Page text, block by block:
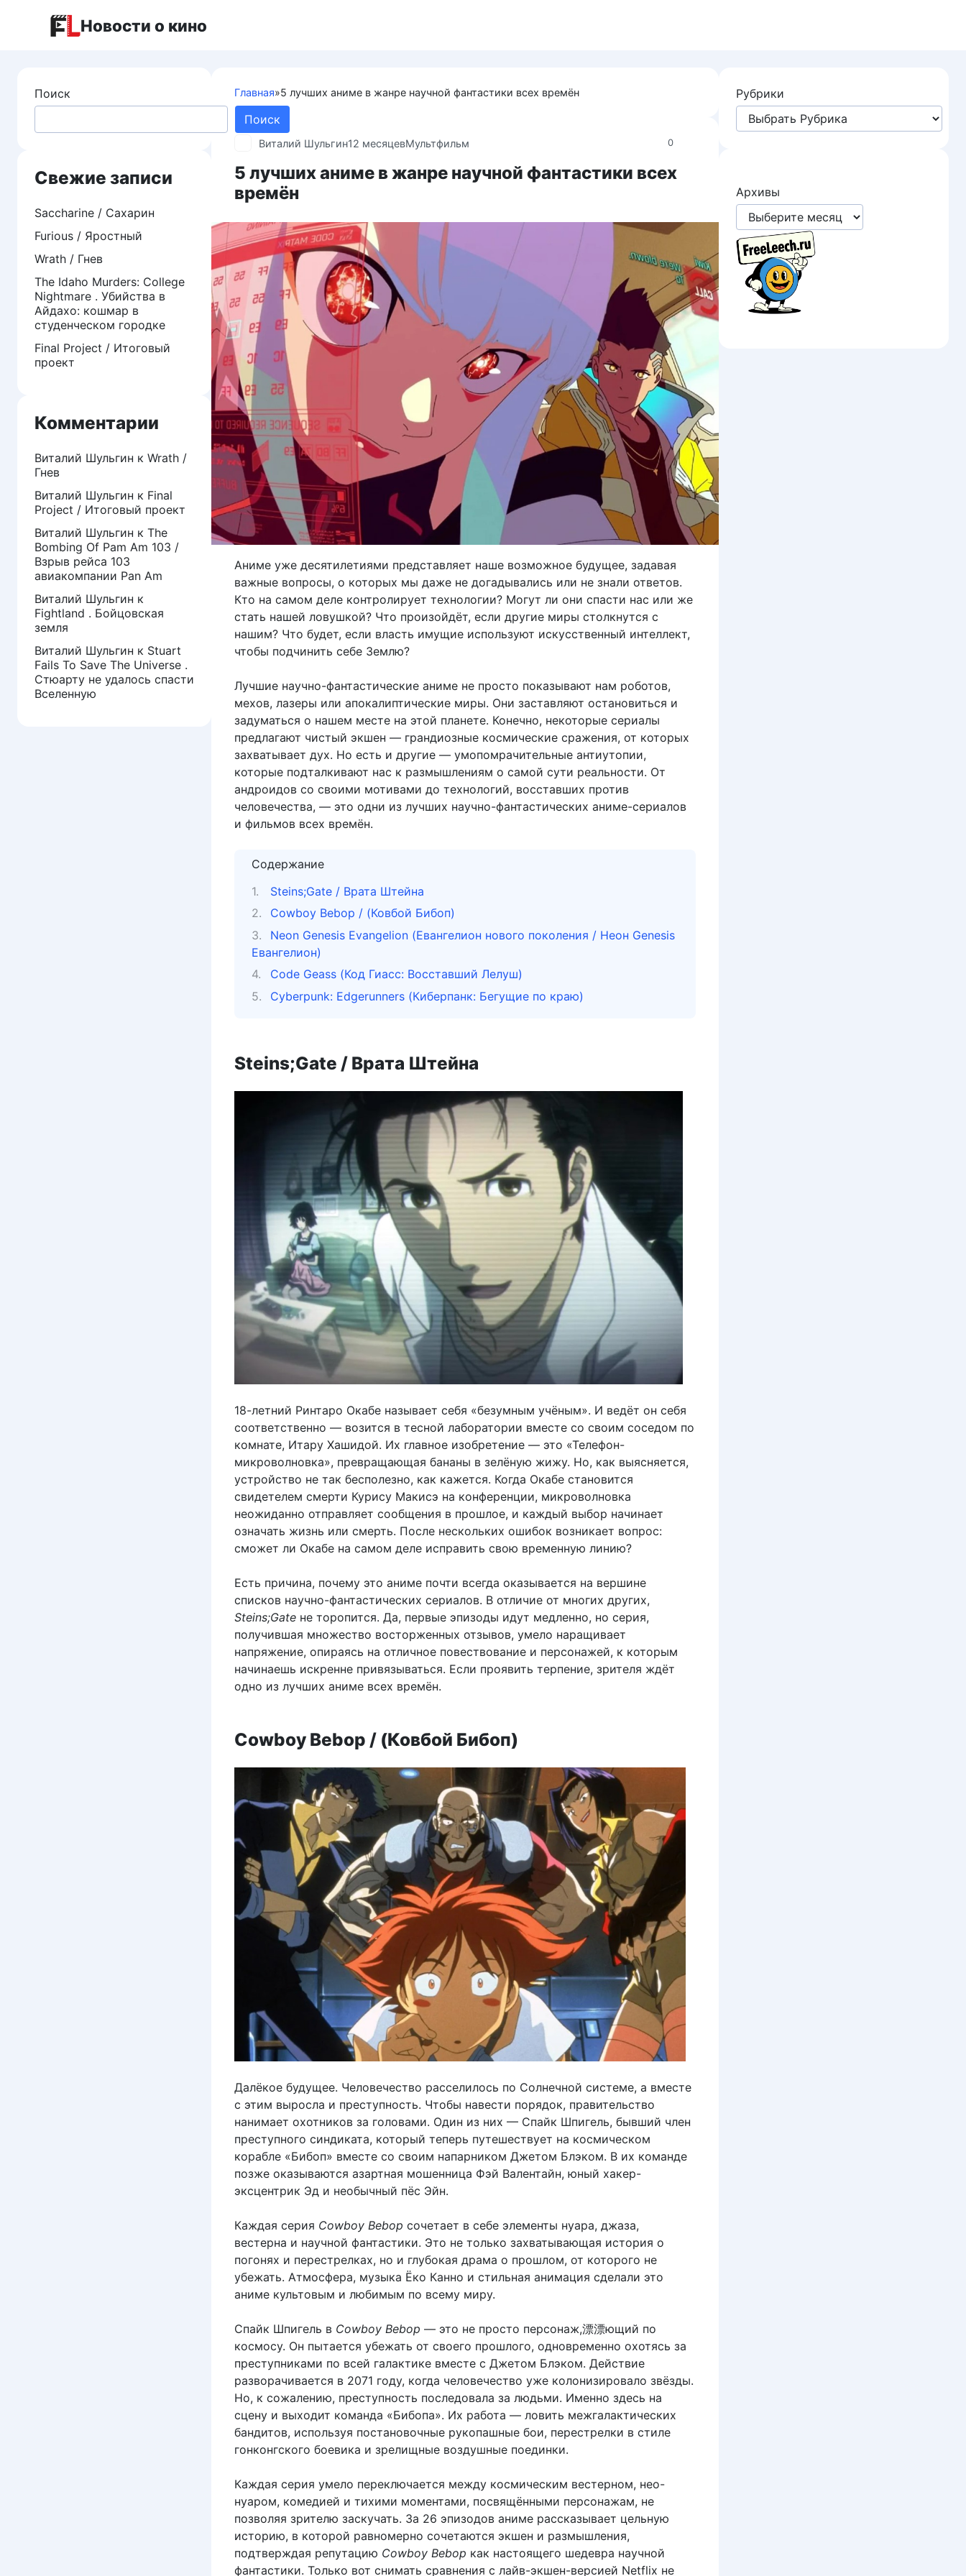
Новости о кино
Главная»5 лучших аниме в жанре научной фантастики всех времён
0
Виталий Шульгин12 месяцевМультфильм
5 лучших аниме в жанре научной фантастики всех
времён
Аниме уже десятилетиями представляет наше возможное будущее, задавая
важные вопросы, о которых мы даже не догадывались или не знали ответов.
Кто на самом деле контролирует технологии? Могут ли они спасти нас или же
стать нашей ловушкой? Что произойдёт, если другие миры столкнутся с
нашим? Что будет, если власть имущие используют искусственный интеллект,
чтобы подчинить себе Землю?
Лучшие научно-фантастические аниме не просто показывают нам роботов,
мехов, лазеры или апокалиптические миры. Они заставляют остановиться и
задуматься о нашем месте на этой планете. Конечно, некоторые сериалы
предлагают чистый экшен — грандиозные космические сражения, от которых
захватывает дух. Но есть и другие — умопомрачительные антиутопии,
которые подталкивают нас к размышлениям о самой сути реальности. От
андроидов со своими мотивами до технологий, восставших против
человечества, — это одни из лучших научно-фантастических аниме-сериалов
и фильмов всех времён.
Содержание
Steins;Gate / Врата Штейна
Cowboy Bebop / (Ковбой Бибоп)
Neon Genesis Evangelion (Евангелион нового поколения / Неон Genesis
Евангелион)
Code Geass (Код Гиасс: Восставший Лелуш)
Cyberpunk: Edgerunners (Киберпанк: Бегущие по краю)
Steins;Gate / Врата Штейна
18-летний Ринтаро Окабе называет себя «безумным учёным». И ведёт он себя
соответственно — возится в тесной лаборатории вместе со своим соседом по
комнате, Итару Хашидой. Их главное изобретение — это «Телефон-
микроволновка», превращающая бананы в зелёную жижу. Но, как выясняется,
устройство не так бесполезно, как кажется. Когда Окабе становится
свидетелем смерти Курису Макисэ на конференции, микроволновка
неожиданно отправляет сообщения в прошлое, и каждый выбор начинает
означать жизнь или смерть. После нескольких ошибок возникает вопрос:
сможет ли Окабе на самом деле исправить свою временную линию?
Есть причина, почему это аниме почти всегда оказывается на вершине
списков научно-фантастических сериалов. В отличие от многих других,
Steins;Gate не торопится. Да, первые эпизоды идут медленно, но серия,
получившая множество восторженных отзывов, умело наращивает
напряжение, опираясь на отличное повествование и персонажей, к которым
начинаешь искренне привязываться. Если проявить терпение, зрителя ждёт
одно из лучших аниме всех времён.
Cowboy Bebop / (Ковбой Бибоп)
Далёкое будущее. Человечество расселилось по Солнечной системе, а вместе
с этим выросла и преступность. Чтобы навести порядок, правительство
нанимает охотников за головами. Один из них — Спайк Шпигель, бывший член
преступного синдиката, который теперь путешествует на космическом
корабле «Бибоп» вместе со своим напарником Джетом Блэком. В их команде
позже оказываются азартная мошенница Фэй Валентайн, юный хакер-
эксцентрик Эд и необычный пёс Эйн.
Каждая серия Cowboy Bebop сочетает в себе элементы нуара, джаза,
вестерна и научной фантастики. Это не только захватывающая история о
погонях и перестрелках, но и глубокая драма о прошлом, от которого не
убежать. Атмосфера, музыка Ёко Канно и стильная анимация сделали это
аниме культовым и любимым по всему миру.
Спайк Шпигель в Cowboy Bebop — это не просто персонаж,漂漂ющий по
космосу. Он пытается убежать от своего прошлого, одновременно охотясь за
преступниками по всей галактике вместе с Джетом Блэком. Действие
разворачивается в 2071 году, когда человечество уже колонизировало звёзды.
Но, к сожалению, преступность последовала за людьми. Именно здесь на
сцену и выходит команда «Бибопа». Их работа — ловить межгалактических
бандитов, используя постановочные рукопашные бои, перестрелки в стиле
гонконгского боевика и зрелищные воздушные поединки.
Каждая серия умело переключается между космическим вестерном, нео-
нуаром, комедией и тихими моментами, посвящёнными персонажам, не
позволяя зрителю заскучать. За 26 эпизодов аниме рассказывает цельную
историю, в которой равномерно сочетаются экшен и размышления,
подтверждая репутацию Cowboy Bebop как настоящего шедевра научной
фантастики. Только вот снимать сравнения с лайв-экшен-версией Netflix не
Поиск
Поиск
Свежие записи
Saccharine / Сахарин
Furious / Яростный
Wrath / Гнев
The Idaho Murders: College
Nightmare . Убийства в
Айдахо: кошмар в
студенческом городке
Final Project / Итоговый
проект
Комментарии
Виталий Шульгин к Wrath /
Гнев
Виталий Шульгин к Final
Project / Итоговый проект
Виталий Шульгин к The
Bombing Of Pam Am 103 /
Взрыв рейса 103
авиакомпании Pan Am
Виталий Шульгин к
Fightland . Бойцовская
земля
Виталий Шульгин к Stuart
Fails To Save The Universe .
Стюарту не удалось спасти
Вселенную
Рубрики
Архивы